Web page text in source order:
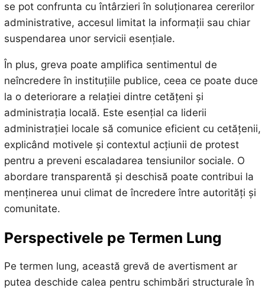
se pot confrunta cu întârzieri în soluționarea cererilor
administrative, accesul limitat la informații sau chiar
suspendarea unor servicii esențiale.
În plus, greva poate amplifica sentimentul de
neîncredere în instituțiile publice, ceea ce poate duce
la o deteriorare a relației dintre cetățeni și
administrația locală. Este esențial ca liderii
administrației locale să comunice eficient cu cetățenii,
explicând motivele și contextul acțiunii de protest
pentru a preveni escaladarea tensiunilor sociale. O
abordare transparentă și deschisă poate contribui la
menținerea unui climat de încredere între autorități și
comunitate.
Perspectivele pe Termen Lung
Pe termen lung, această grevă de avertisment ar
putea deschide calea pentru schimbări structurale în